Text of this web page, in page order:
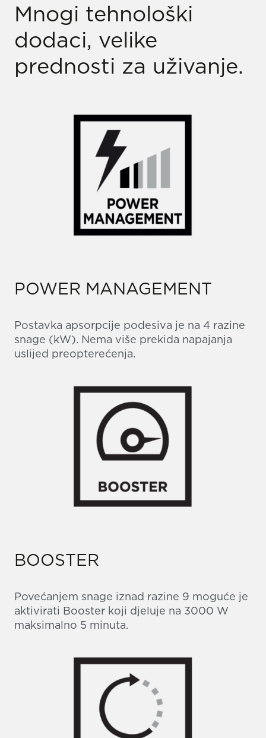
Mnogi tehnološki
dodaci, velike
prednosti za uživanje.
POWER MANAGEMENT
Postavka apsorpcije podesiva je na 4 razine
snage (kW). Nema više prekida napajanja
uslijed preopterećenja.
BOOSTER
Povećanjem snage iznad razine 9 moguće je
aktivirati Booster koji djeluje na 3000 W
maksimalno 5 minuta.